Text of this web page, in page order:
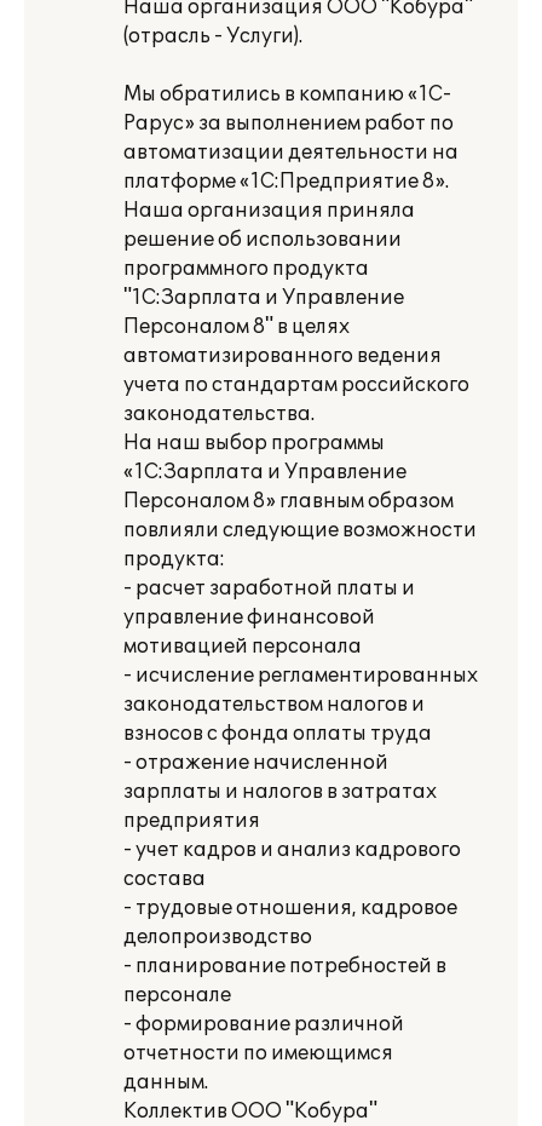
Наша организация ООО "Кобура"
(отрасль - Услуги).
Мы обратились в компанию «1С-
Рарус» за выполнением работ по
автоматизации деятельности на
платформе «1С:Предприятие 8».
Наша организация приняла
решение об использовании
программного продукта
"1С:Зарплата и Управление
Персоналом 8" в целях
автоматизированного ведения
учета по стандартам российского
законодательства.
На наш выбор программы
«1С:Зарплата и Управление
Персоналом 8» главным образом
повлияли следующие возможности
продукта:
- расчет заработной платы и
управление финансовой
мотивацией персонала
- исчисление регламентированных
законодательством налогов и
взносов с фонда оплаты труда
- отражение начисленной
зарплаты и налогов в затратах
предприятия
- учет кадров и анализ кадрового
состава
- трудовые отношения, кадровое
делопроизводство
- планирование потребностей в
персонале
- формирование различной
отчетности по имеющимся
данным.
Коллектив ООО "Кобура"